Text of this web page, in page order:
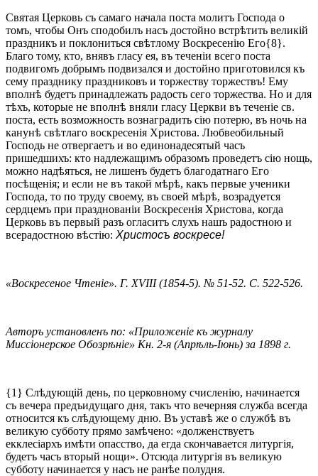
Святая Церковь съ самаго начала поста молитъ Господа о
томъ, чтобы Онъ сподобилъ насъ достойно встрѣтить великій
праздникъ и поклониться свѣтлому Воскресенію Его{8}.
Благо тому, кто, внявъ гласу ея, въ теченіи всего поста
подвигомъ добрымъ подвизался и достойно приготовился къ
сему празднику праздниковъ и торжеству торжествъ! Ему
вполнѣ будетъ принадлежать радость сего торжества. Но и для
тѣхъ, которые не вполнѣ вняли гласу Церкви въ теченіе св.
поста, есть возможность вознаградить сію потерю, въ ночь на
канунѣ свѣтлаго воскресенія Христова. Любвеобильный
Господь не отвергаетъ и во единонадесятый часъ
пришедшихъ: кто надлежащимъ образомъ проведетъ сію нощь,
можно надѣяться, не лишенъ будетъ благодатнаго Его
посѣщенія; и если не въ такой мѣрѣ, какъ первые ученики
Господа, то по труду своему, въ своей мѣрѣ, возрадуется
сердцемъ при празднованіи Воскресенія Христова, когда
Церковь въ первый разъ огласитъ слухъ нашъ радостною и
всерадостною вѣстію: Христосъ воскресе!
«Воскресеное Чтеніе». Г. XVIII (1854-5). № 51-52. С. 522-526.
Авторъ установленъ по: «Приложеніе къ журналу
Миссіонерское Обозрѣніе» Кн. 2-я (Апрѣль-Іюнь) за 1898 г.
{1} Слѣдующій день, по церковному счисленію, начинается
съ вечера предъидущаго дня, такъ что вечерняя служба всегда
относится къ слѣдующему дню. Въ уставѣ же о службѣ въ
великую субботу прямо замѣчено: «долженствуетъ
екклесіархъ имѣти опасство, да егда скончавается литургія,
будетъ часъ вторый нощи». Отсюда литургія въ великую
субботу начинается у насъ не ранѣе полудня.